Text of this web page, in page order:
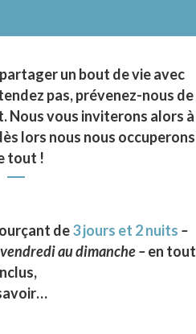
un bout de vie avec
pas, prévenez-nous de
Nous vous inviterons alors à
lors nous nous occuperons
tout !
de3 jours et 2 nuits –
au dimanche –en tout